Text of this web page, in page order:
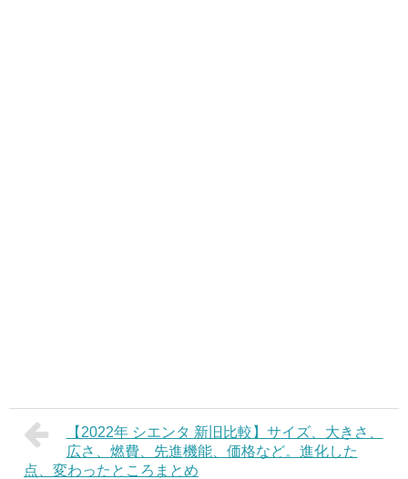
【2022年 シエンタ 新旧比較】サイズ、大きさ、
広さ、燃費、先進機能、価格など。進化した
点、変わったところまとめ